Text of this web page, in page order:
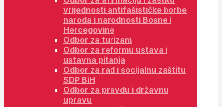
vrijednosti antifašističke borbe
naroda i narodnosti Bosne i
Hercegovine
Odbor za turizam
Odbor za reformu ustava i
ustavna pitanja
Odbor za rad i socijalnu zaštitu
SDP BiH
Odbor za pravdu i državnu
upravu